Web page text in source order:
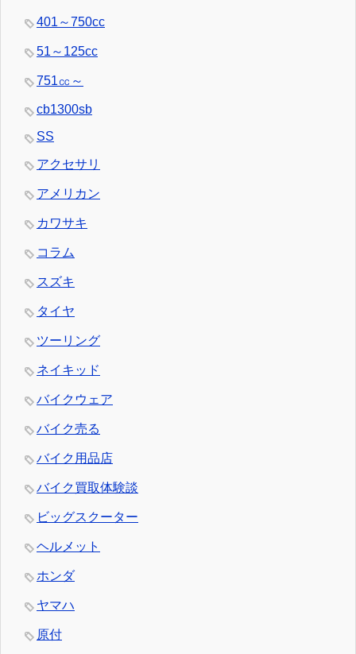
401～750cc
51～125cc
751㏄～
cb1300sb
SS
アクセサリ
アメリカン
カワサキ
コラム
スズキ
タイヤ
ツーリング
ネイキッド
バイクウェア
バイク売る
バイク用品店
バイク買取体験談
ビッグスクーター
ヘルメット
ホンダ
ヤマハ
原付